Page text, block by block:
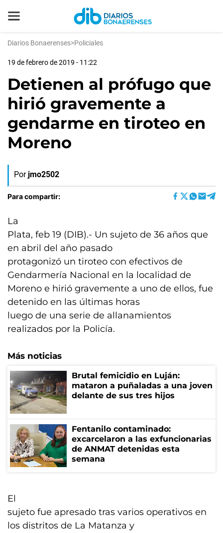
Diarios Bonaerenses>Policiales
19 de febrero de 2019 - 11:22
Detienen al prófugo que
hirió gravemente a
gendarme en tiroteo en
Moreno
Por jmo2502
Para compartir:
La
Plata, feb 19 (DIB).- Un sujeto de 36 años que
en abril del año pasado
protagonizó un tiroteo con efectivos de
Gendarmería Nacional en la localidad de
Moreno e hirió gravemente a uno de ellos, fue
detenido en las últimas horas
luego de una serie de allanamientos
realizados por la Policía.
Más noticias
Brutal femicidio en Luján:
mataron a puñaladas a una joven
delante de sus tres hijos
Fentanilo contaminado:
excarcelaron a las exfuncionarias
de ANMAT detenidas esta
semana
El
sujeto fue apresado tras varios operativos en
los distritos de La Matanza y